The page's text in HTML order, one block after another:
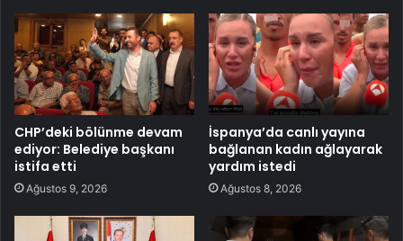
CHP’deki bölünme devam
ediyor: Belediye başkanı
istifa etti
Ağustos 9, 2026
İspanya’da canlı yayına
bağlanan kadın ağlayarak
yardım istedi
Ağustos 8, 2026